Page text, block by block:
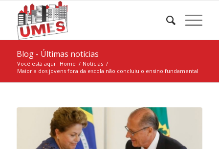
Blog - Últimas notícias
Você está aqui: Home / Notícias /
Maioria dos jovens fora da escola não concluiu o ensino fundamental